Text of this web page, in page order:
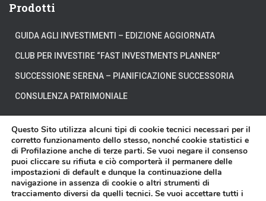
Prodotti
GUIDA AGLI INVESTIMENTI – EDIZIONE AGGIORNATA
CLUB PER INVESTIRE “FAST INVESTMENTS PLANNER”
SUCCESSIONE SERENA – PIANIFICAZIONE SUCCESSORIA
CONSULENZA PATRIMONIALE
CHI SIAMO DOVE SIAMO DICONO DI NOI
DISCLAIMER CONTATTI VIDEO
Questo Sito utilizza alcuni tipi di cookie tecnici necessari per il
corretto funzionamento dello stesso, nonché cookie statistici e
di Profilazione anche di terze parti. Se vuoi negare il consenso
puoi cliccare su rifiuta e ciò comporterà il permanere delle
impostazioni di default e dunque la continuazione della
navigazione in assenza di cookie o altri strumenti di
tracciamento diversi da quelli tecnici. Se vuoi accettare tutti i